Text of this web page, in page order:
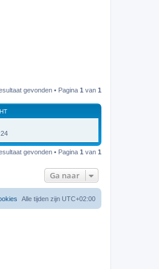
gevonden • Pagina 1 van 1
gevonden • Pagina 1 van 1
Ga naar
Alle tijden zijn UTC+02:00